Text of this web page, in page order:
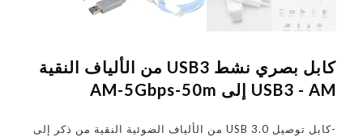
كابل بصري نشط USB3 من الألياف النقية
USB3 - AM إلى AM-5Gbps-50m
-كابل توصيل USB 3.0 من الألياف الضوئية النقية من ذكر إلى